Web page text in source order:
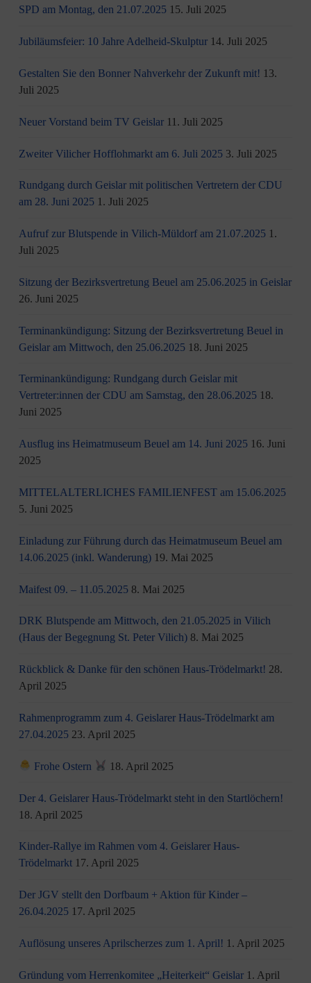
SPD am Montag, den 21.07.2025 15. Juli 2025
Jubiläumsfeier: 10 Jahre Adelheid-Skulptur 14. Juli 2025
Gestalten Sie den Bonner Nahverkehr der Zukunft mit! 13.
Juli 2025
Neuer Vorstand beim TV Geislar 11. Juli 2025
Zweiter Vilicher Hofflohmarkt am 6. Juli 2025 3. Juli 2025
Rundgang durch Geislar mit politischen Vertretern der CDU
am 28. Juni 2025 1. Juli 2025
Aufruf zur Blutspende in Vilich-Müldorf am 21.07.2025 1.
Juli 2025
Sitzung der Bezirksvertretung Beuel am 25.06.2025 in Geislar
26. Juni 2025
Terminankündigung: Sitzung der Bezirksvertretung Beuel in
Geislar am Mittwoch, den 25.06.2025 18. Juni 2025
Terminankündigung: Rundgang durch Geislar mit
Vertreter:innen der CDU am Samstag, den 28.06.2025 18.
Juni 2025
Ausflug ins Heimatmuseum Beuel am 14. Juni 2025 16. Juni
2025
MITTELALTERLICHES FAMILIENFEST am 15.06.2025
5. Juni 2025
Einladung zur Führung durch das Heimatmuseum Beuel am
14.06.2025 (inkl. Wanderung) 19. Mai 2025
Maifest 09. – 11.05.2025 8. Mai 2025
DRK Blutspende am Mittwoch, den 21.05.2025 in Vilich
(Haus der Begegnung St. Peter Vilich) 8. Mai 2025
Rückblick & Danke für den schönen Haus-Trödelmarkt! 28.
April 2025
Rahmenprogramm zum 4. Geislarer Haus-Trödelmarkt am
27.04.2025 23. April 2025
Frohe Ostern 18. April 2025
Der 4. Geislarer Haus-Trödelmarkt steht in den Startlöchern!
18. April 2025
Kinder-Rallye im Rahmen vom 4. Geislarer Haus-
Trödelmarkt 17. April 2025
Der JGV stellt den Dorfbaum + Aktion für Kinder –
26.04.2025 17. April 2025
Auflösung unseres Aprilscherzes zum 1. April! 1. April 2025
Gründung vom Herrenkomitee „Heiterkeit“ Geislar 1. April